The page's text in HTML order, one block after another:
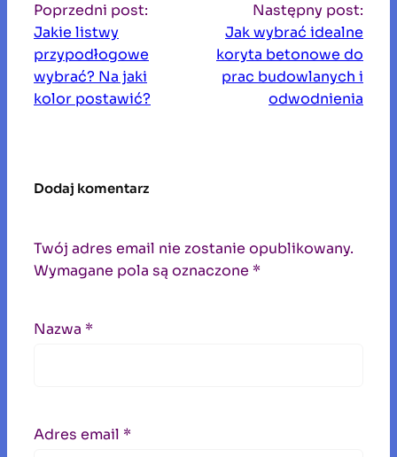
Poprzedni post:
Jakie listwy
przypodłogowe
wybrać? Na jaki
kolor postawić?
Następny post:
Jak wybrać idealne
koryta betonowe do
prac budowlanych i
odwodnienia
Dodaj komentarz
Twój adres email nie zostanie opublikowany.
Wymagane pola są oznaczone *
Nazwa *
Adres email *